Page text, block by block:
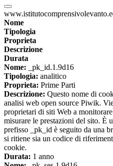
Nome
Tipologia
Proprieta
Descrizione
Durata
Nome: _pk_id.1.9d16
Tipologia: analitico
Proprieta: Prime Parti
Descrizione: Questo nome di
analisi web open source Piwik.
proprietari di siti Web a
misurare le prestazioni del sito. È
prefisso _pk_id è seguito da una
si ritiene sia un codice di
cookie.
Durata: 1 anno